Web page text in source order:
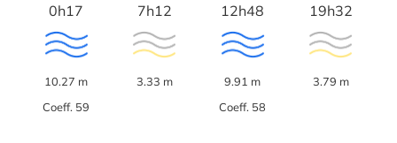
0h17
10.27 m
Coeff. 59
7h12
3.33 m
12h48
9.91 m
Coeff. 58
19h32
3.79 m